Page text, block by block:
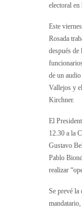
electoral
Este
Rosada
después
de un
Vallejos y
Kirchner.
El
12.30 a la
Gustavo
Pablo
realizar
Se prevé la